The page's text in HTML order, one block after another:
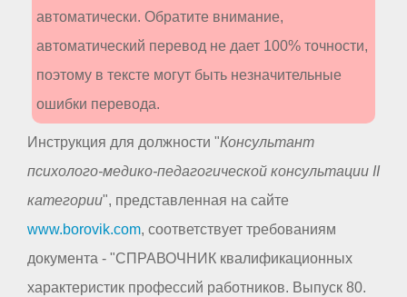
автоматически. Обратите внимание,
автоматический перевод не дает 100% точности,
поэтому в тексте могут быть незначительные
ошибки перевода.
Инструкция для должности "Консультант
психолого-медико-педагогической консультации II
категории", представленная на сайте
www.borovik.com, соответствует требованиям
документа - "СПРАВОЧНИК квалификационных
характеристик профессий работников. Выпуск 80.